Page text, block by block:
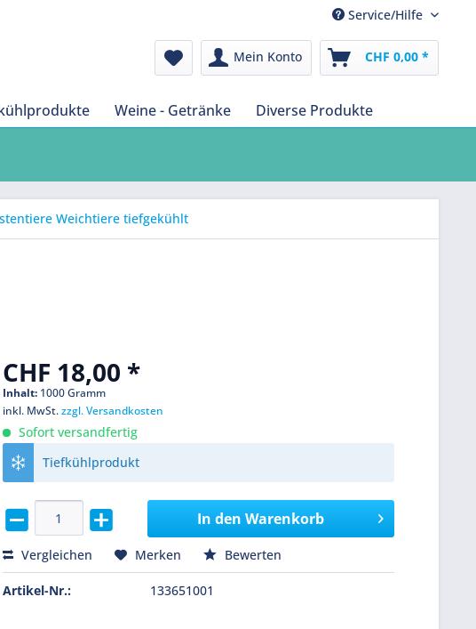
Service/Hilfe
Mein Konto CHF 0,00 *
Weine - Getränke Diverse Produkte
Weichtiere tiefgekühlt
CHF 18,00 *
Inhalt: 1000 Gramm
inkl. MwSt.zzgl. Versandkosten
Sofort versandfertig
Tiefkühlprodukt
In den Warenkorb
Vergleichen Merken Bewerten
Artikel-Nr.: 133651001